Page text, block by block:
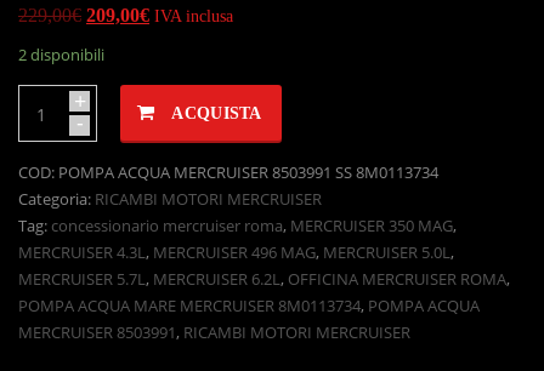
229,00€ 209,00€ IVA inclusa
2 disponibili
+
- ACQUISTA
COD: POMPA ACQUA MERCRUISER 8503991 SS 8M0113734
Categoria: RICAMBI MOTORI MERCRUISER
Tag: concessionario mercruiser roma, MERCRUISER 350 MAG,
MERCRUISER 4.3L, MERCRUISER 496 MAG, MERCRUISER 5.0L,
MERCRUISER 5.7L, MERCRUISER 6.2L, OFFICINA MERCRUISER ROMA,
POMPA ACQUA MARE MERCRUISER 8M0113734, POMPA ACQUA
MERCRUISER 8503991, RICAMBI MOTORI MERCRUISER